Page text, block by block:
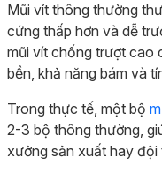
Mũi vít thông thường
cứng thấp hơn và dễ
mũi vít chống trượt cao
bền, khả năng bám và
Trong thực tế, một bộ
2-3 bộ thông thường,
xưởng sản xuất hay đội